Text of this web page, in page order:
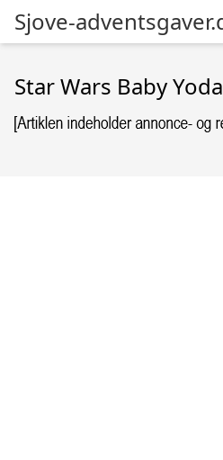
Sjove-
Star Wars Baby